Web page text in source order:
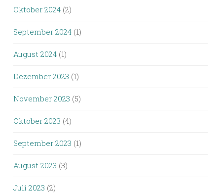
Oktober 2024 (2)
September 2024 (1)
August 2024 (1)
Dezember 2023 (1)
November 2023 (5)
Oktober 2023 (4)
September 2023 (1)
August 2023 (3)
Juli 2023 (2)